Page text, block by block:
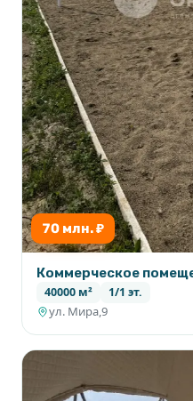
- Разнообразие
отдыха, которое
детей.
- Развитие местной
использование
привлечение туристов
- Высокие стандарты
комфортного
Этот проект имеет
способен привлечь
обеспечивая им
70 млн. ₽
Коммерческое
40000 м² 1/1 эт.
ул. Мира,9